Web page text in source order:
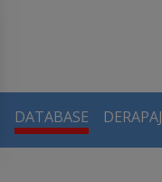
DATABASE DERAPAJ